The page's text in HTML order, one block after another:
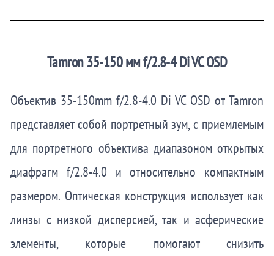
Tamron 35-150 мм f/2.8-4 Di VC OSD
Объектив 35-150mm f/2.8-4.0 Di VC OSD от Tamron
представляет собой портретный зум, с приемлемым
для портретного объектива диапазоном открытых
диафрагм f/2.8-4.0 и относительно компактным
размером. Оптическая конструкция использует как
линзы с низкой дисперсией, так и асферические
элементы, которые помогают снизить